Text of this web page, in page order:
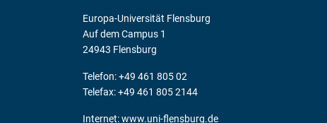
Europa-Universität Flensburg
Auf dem Campus 1
24943 Flensburg
Telefon: +49 461 805 02
Telefax: +49 461 805 2144
Internet:www.uni-flensburg.de